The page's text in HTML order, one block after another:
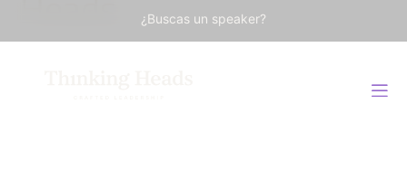
¿Buscas un speaker?
Consultora especializada en el posicionamiento